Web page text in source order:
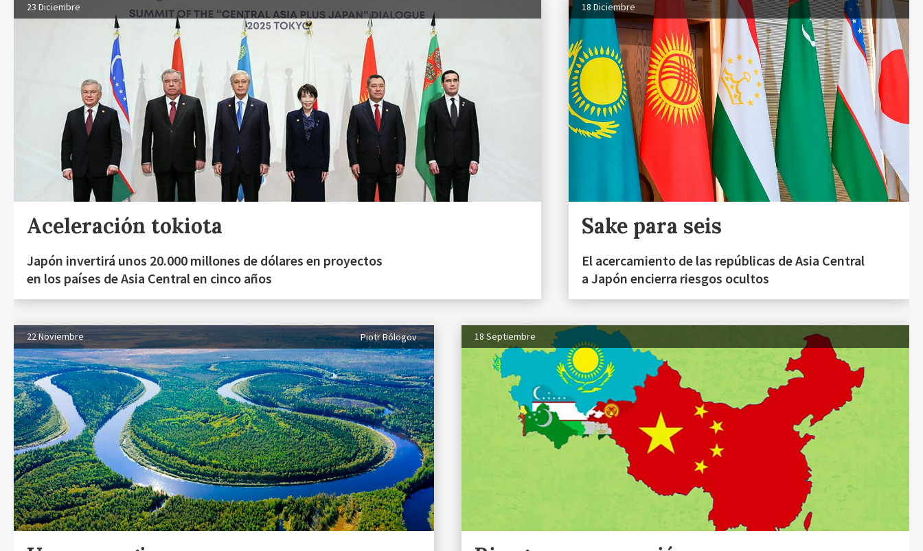
23 Diciembre
Aceleración tokiota
Japón invertirá unos 20.000 millones de dólares en proyectos
en los países de Asia Central en cinco años
18 Diciembre
Sake para seis
El acercamiento de las repúblicas de Asia Central
a Japón encierra riesgos ocultos
22 Noviembre Piotr Bólogov 18 Septiembre